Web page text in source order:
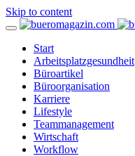
Skip to content
Start
Arbeitsplatzgesundheit
Büroartikel
Büroorganisation
Karriere
Lifestyle
Teammanagement
Wirtschaft
Workflow